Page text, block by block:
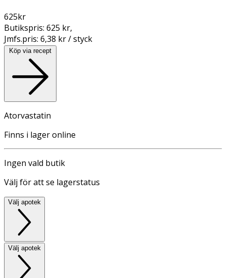
625kr
Butikspris: 625 kr,
Jmfs.pris: 6,38 kr / styck
Köp via recept
Atorvastatin
Finns i lager online
Ingen vald butik
Välj för att se lagerstatus
Välj apotek
Välj apotek